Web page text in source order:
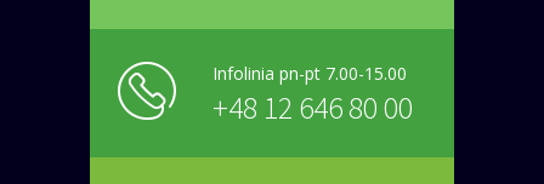
Infolinia pn-pt 7.00-15.00
+48 12 646 80 00